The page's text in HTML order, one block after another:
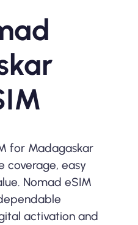
for Madagaskar
coverage, easy
Nomad eSIM
activation and